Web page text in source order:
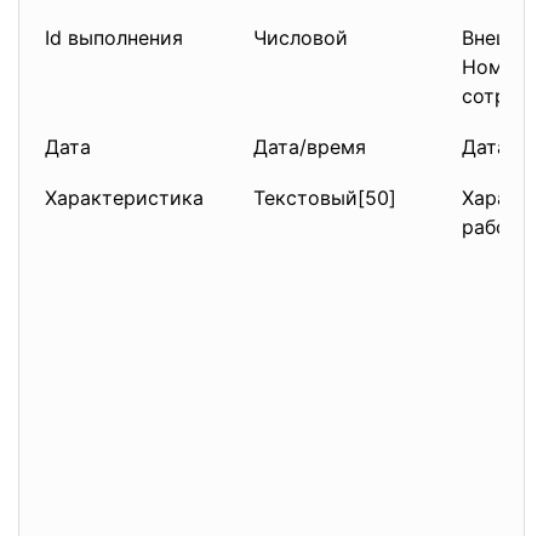
Id выполнения Числовой
Номер
Дата Дата/время Дата
Характеристика Текстовый[50]
работы